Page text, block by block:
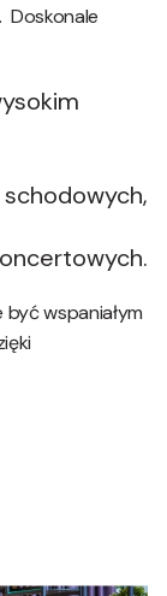
Doskonale
wspaniałym